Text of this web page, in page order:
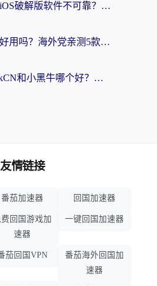
海外党别踩坑！iOS破解版软件不可靠？教你选对回国加速器无缝看国内资源
雷神手游和快喵好用吗？海外党亲测5款回国加速器，附斧牛Bling对比+微信视频号解决办法
海外党纠结ChickCN和小黑牛哪个好？一篇帮你选对回国加速器的实用指南
友情链接
番茄加速器 回国加速器
回国游戏加
速器
一键回国加速器
茄回国VPN
番茄海外回国加
速器